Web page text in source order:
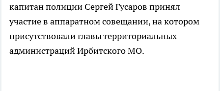
капитан полиции Сергей Гусаров принял
участие в аппаратном совещании, на котором
присутствовали главы территориальных
администраций Ирбитского МО.